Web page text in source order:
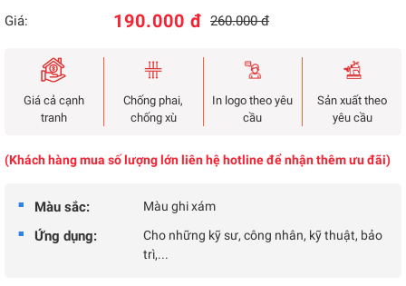
Giá: 190.000 đ 260.000 đ
Giá cả cạnh
tranh
Chống phai,
chống xù
In logo theo yêu
cầu
Sản xuất theo
yêu cầu
(Khách hàng mua số lượng lớn liên hệ hotline để nhận thêm ưu đãi)
Màu sắc: Màu ghi xám
Ứng dụng:
Cho những kỹ sư, công nhân, kỹ thuật, bảo
trì,...